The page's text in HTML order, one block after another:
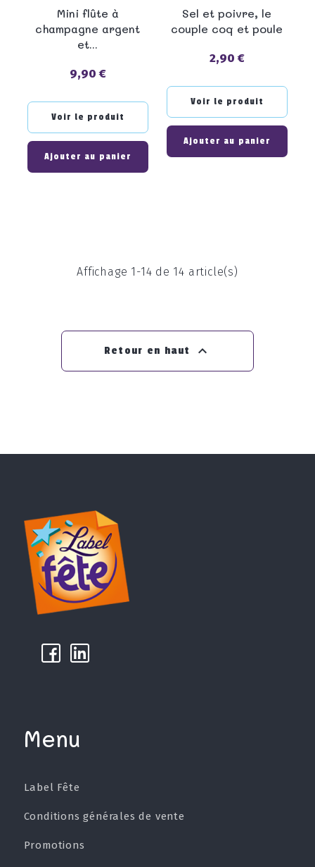
Mini flûte à
champagne argent
et...
Prix
9,90 €
Voir le produit
Ajouter au panier
Sel et poivre, le
couple coq et poule
Prix
2,90 €
Voir le produit
Ajouter au panier
Affichage 1-14 de 14 article(s)
Retour en haut 
k µ
Menu
Label Fête
Conditions générales de vente
Promotions